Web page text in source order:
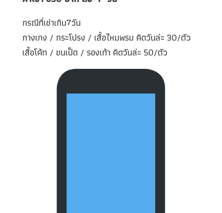
กรณีที่เช่าเกิน7วัน
กางเกง / กระโปรง / เสื้อไหมพรม คิดวันล่ะ 30/ตัว
เสื้อโค้ท / ขนเป็ด / รองเท้า คิดวันล่ะ 50/ตัว